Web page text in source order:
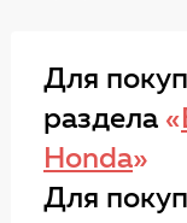
Для
раздела «
Honda»
Для